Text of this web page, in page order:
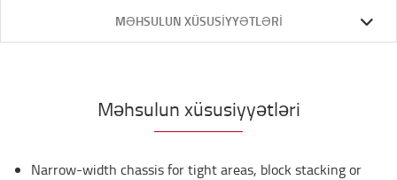
MƏHSULUN XÜSUSIYYƏTLƏRI
Məhsulun xüsusiyyətləri
Narrow-width chassis for tight areas, block stacking or